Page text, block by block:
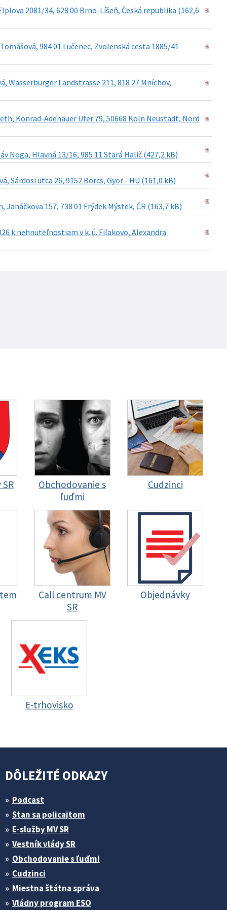
2081/34, 628 00 Brno-Líšeň, Česká republika (162,6
984 01 Lučenec, Zvolenská cesta 1885/41
Wasserburger Landstrasse 211, 818 27 Mníchov,
Konrad-Adenauer Ufer 79, 50668 Köln Neustadt, Nord
Noga, Hlavná 13/16, 985 11 Stará Halič (427,2 kB)
Sárdosi utca 26, 9152 Börcs, Györ - HU (161,0 kB)
157, 738 01 Frýdek Mýstek, ČR (163,7 kB)
k nehnuteľnostiam v k. ú. Fiľakovo, Alexandra
Obchodovanie s
ľuďmi
Cudzinci
Call centrum MV
SR
Objednávky
E-trhovisko
DÔLEŽITÉ ODKAZY
Podcast
Stan sa policajtom
E-služby MV SR
Vestník vlády SR
Obchodovanie s ľuďmi
Cudzinci
Miestna štátna správa
Vládny program ESO